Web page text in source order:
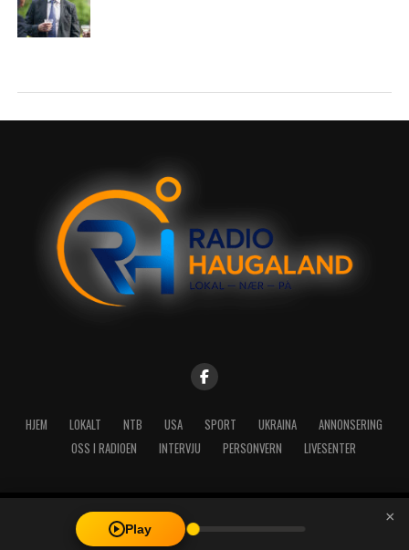
HJEM LOKALT NTB USA SPORT UKRAINA
ANNONSERING
OSS I RADIOEN
INTERVJU PERSONVERN LIVESENTER
Copyright © 2026 A-Media AS | Radio Haugaland - Haraldsgata 114,
5527 Haugesund - Mail: post@radioh.no - Telefon: 52717273
Play
×